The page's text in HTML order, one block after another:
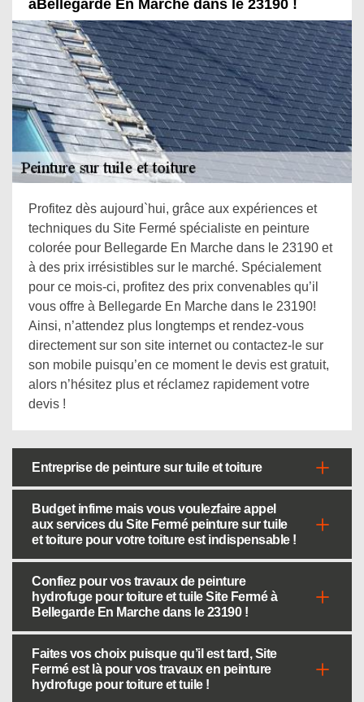
àBellegarde En Marche dans le 23190 !
Profitez dès aujourd`hui, grâce aux expériences et
techniques du Site Fermé spécialiste en peinture
colorée pour Bellegarde En Marche dans le 23190 et
à des prix irrésistibles sur le marché. Spécialement
pour ce mois-ci, profitez des prix convenables qu’il
vous offre à Bellegarde En Marche dans le 23190!
Ainsi, n’attendez plus longtemps et rendez-vous
directement sur son site internet ou contactez-le sur
son mobile puisqu’en ce moment le devis est gratuit,
alors n’hésitez plus et réclamez rapidement votre
devis !
Entreprise de peinture sur tuile et toiture
Budget infime mais vous voulezfaire appel
aux services du Site Fermé peinture sur tuile
et toiture pour votre toiture est indispensable !
Confiez pour vos travaux de peinture
hydrofuge pour toiture et tuile Site Fermé à
Bellegarde En Marche dans le 23190 !
Faites vos choix puisque qu’il est tard, Site
Fermé est là pour vos travaux en peinture
hydrofuge pour toiture et tuile !